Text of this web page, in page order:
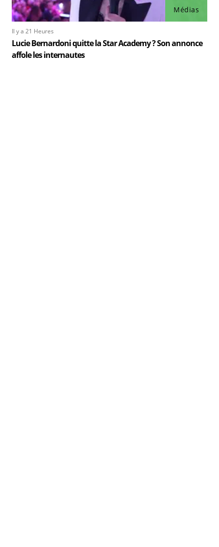
Médias
Il y a 21 Heures
Lucie Bernardoni quitte la Star Academy ? Son annonce
affole les internautes